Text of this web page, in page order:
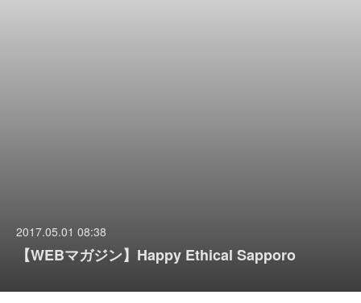
2017.05.01 08:38
【WEBマガジン】Happy Ethical Sapporo